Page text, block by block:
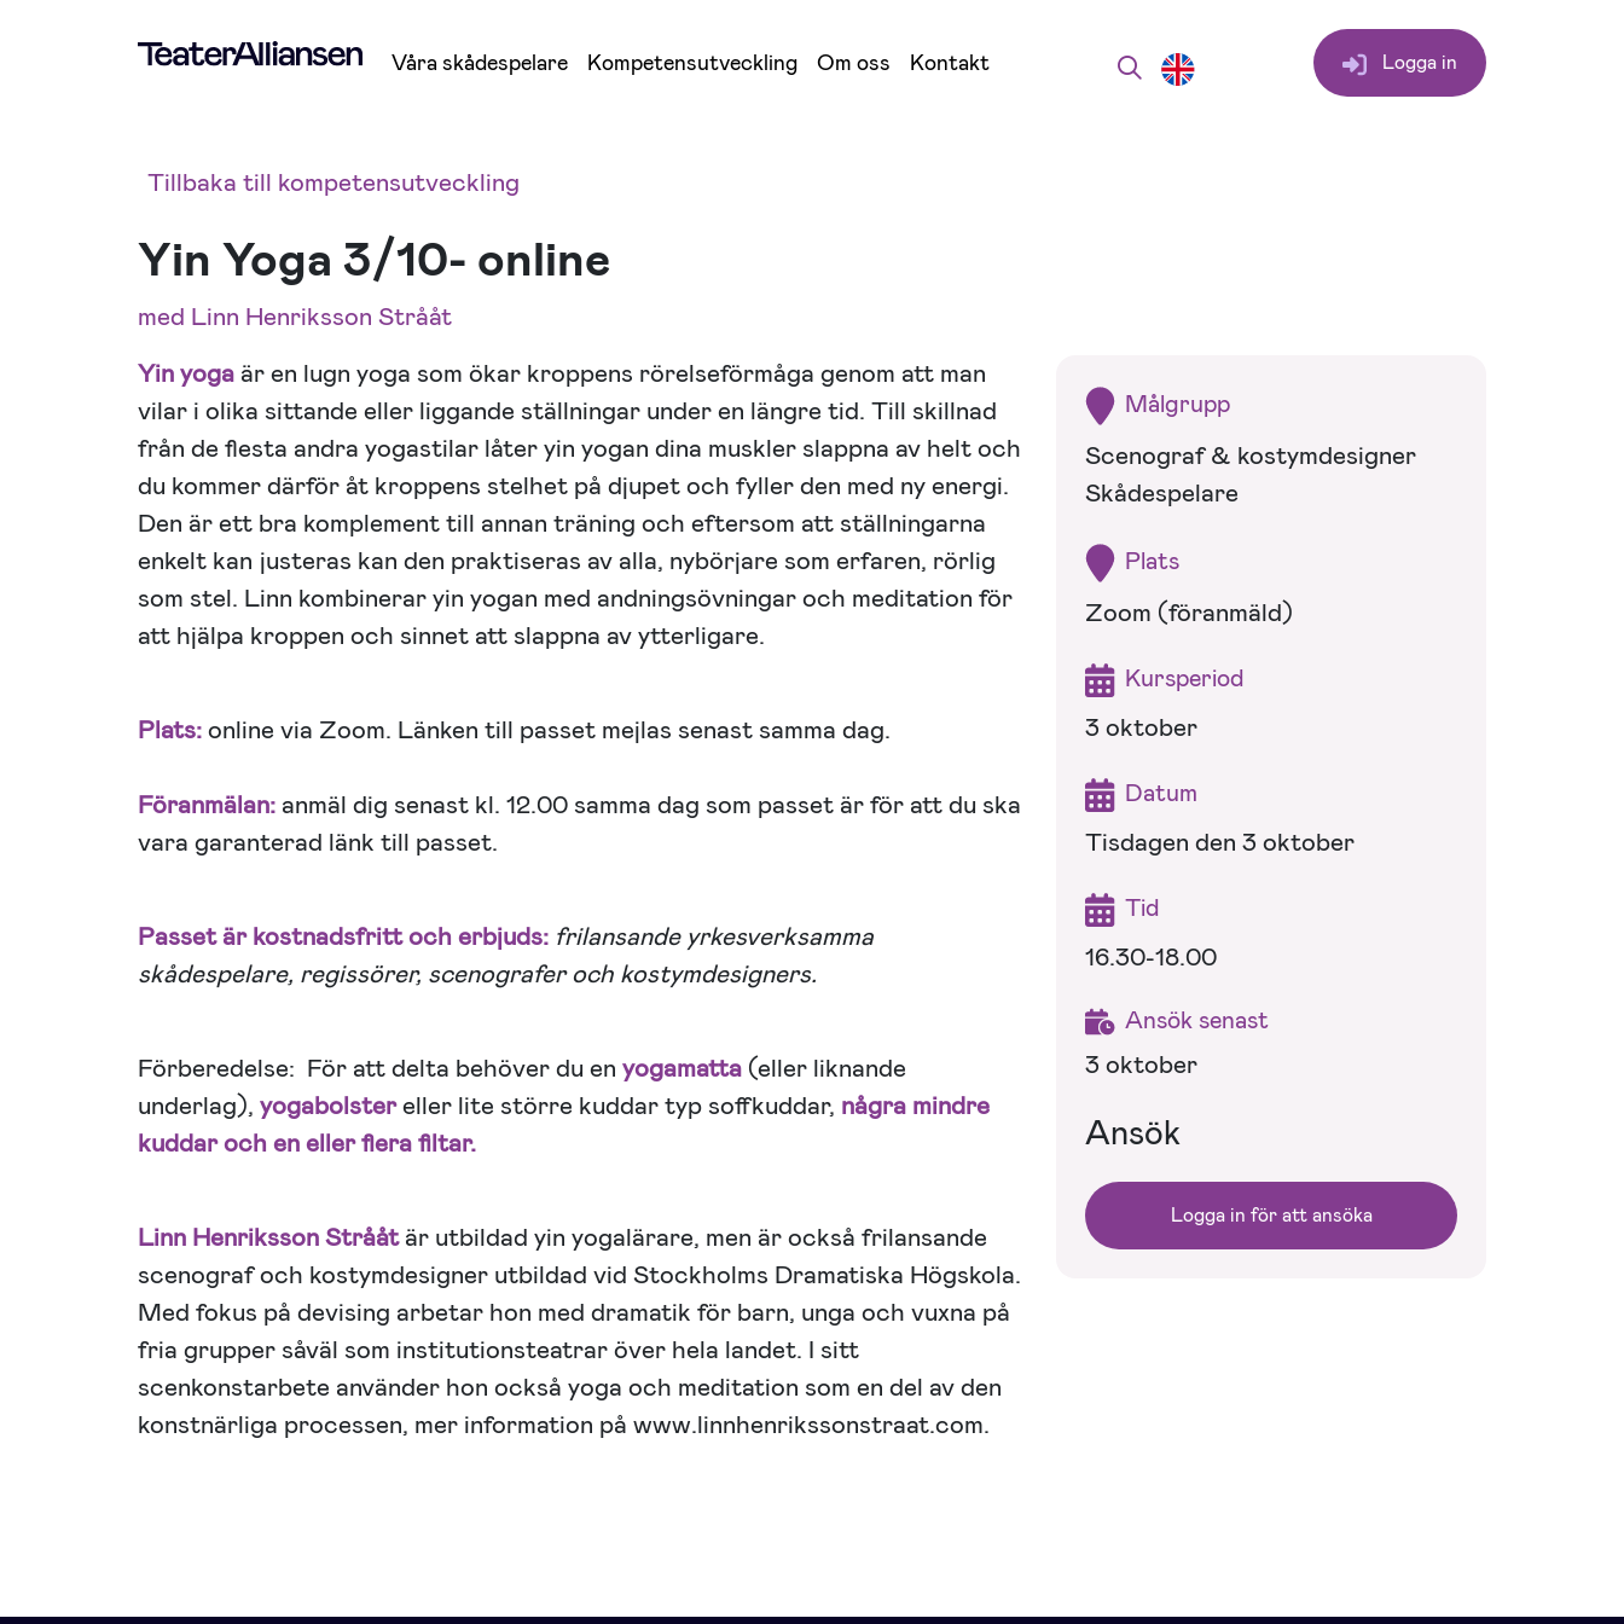
Våra skådespelare Kompetensutveckling Om oss Kontakt Logga in
Tillbaka till kompetensutveckling
Yin Yoga 3/10- online
med Linn Henriksson Strååt
Yin yoga är en lugn yoga som ökar kroppens rörelseförmåga genom att man
vilar i olika sittande eller liggande ställningar under en längre tid. Till skillnad
från de flesta andra yogastilar låter yin yogan dina muskler slappna av helt och
du kommer därför åt kroppens stelhet på djupet och fyller den med ny energi.
Den är ett bra komplement till annan träning och eftersom att ställningarna
enkelt kan justeras kan den praktiseras av alla, nybörjare som erfaren, rörlig
som stel. Linn kombinerar yin yogan med andningsövningar och meditation för
att hjälpa kroppen och sinnet att slappna av ytterligare.
Plats:online via Zoom. Länken till passet mejlas senast samma dag.
Föranmälan: anmäl dig senast kl. 12.00 samma dag som passet är för att du ska
vara garanterad länk till passet.
Passet är kostnadsfritt och erbjuds: frilansande yrkesverksamma
skådespelare, regissörer, scenografer och kostymdesigners.
Förberedelse: För att delta behöver du en yogamatta (eller liknande
underlag), yogabolstereller lite större kuddar typ soffkuddar, några mindre
kuddar och en eller flera filtar.
Linn Henriksson Strååtär utbildad yin yogalärare, men är också frilansande
scenograf och kostymdesigner utbildad vid Stockholms Dramatiska Högskola.
Med fokus på devising arbetar hon med dramatik för barn, unga och vuxna på
fria grupper såväl som institutionsteatrar över hela landet. I sitt
scenkonstarbete använder hon också yoga och meditation som en del av den
konstnärliga processen, mer information på www.linnhenrikssonstraat.com.
Målgrupp
Scenograf & kostymdesigner
Skådespelare
Plats
Zoom (föranmäld)
Kursperiod
3 oktober
Datum
Tisdagen den 3 oktober
Tid
16.30-18.00
Ansök senast
3 oktober
Ansök
Logga in för att ansöka